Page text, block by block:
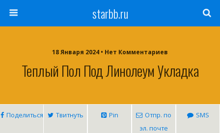
starbb.ru
18 Января 2024 • Нет Комментариев
Теплый Пол Под Линолеум Укладка
Поделиться Твитнуть Pin
Отпр. по
эл. почте
SMS